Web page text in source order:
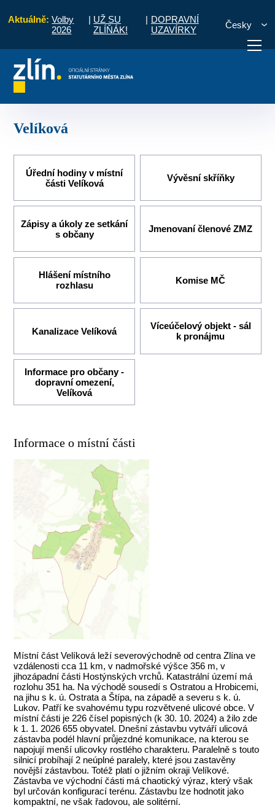
Aktuálně: Volby
2026
| UŽ SU
ZLÍŇÁK!
| DOPRAVNÍ
UZAVÍRKY
Česky
vyřídit
Velíková
Úřední hodiny v místní
části Velíková
Vývěsní skříňky
Zápisy a úkoly ze setkání
s občany
Jmenovaní členové ZMZ
Hlášení místního
rozhlasu
Komise MČ
Kanalizace Velíková
Víceúčelový objekt - sál
k pronájmu
Informace pro občany -
dopravní omezení,
Velíková
Informace o místní části
Místní část Velíková leží severovýchodně od centra Zlína ve
vzdálenosti cca 11 km, v nadmořské výšce 356 m, v
jihozápadní části Hostýnských vrchů. Katastrální území má
rozlohu 351 ha. Na východě sousedí s Ostratou a Hrobicemi,
na jihu s k. ú. Ostrata a Štípa, na západě a severu s k. ú.
Lukov. Patří ke svahovému typu rozvětvené ulicové obce. V
místní části je 226 čísel popisných (k 30. 10. 2024) a žilo zde
k 1. 1. 2026 655 obyvatel. Dnešní zástavbu vytváří ulicová
zástavba podél hlavní průjezdné komunikace, na kterou se
napojují menší ulicovky rostlého charakteru. Paralelně s touto
silnicí probíhají 2 neúplné paralely, které jsou zastavěny
novější zástavbou. Totéž platí o jižním okraji Velíkové.
Zástavba ve východní části má chaotický výraz, který však
byl určován konfigurací terénu. Zástavbu lze hodnotit jako
kompaktní, ne však řadovou, ale solitérní.